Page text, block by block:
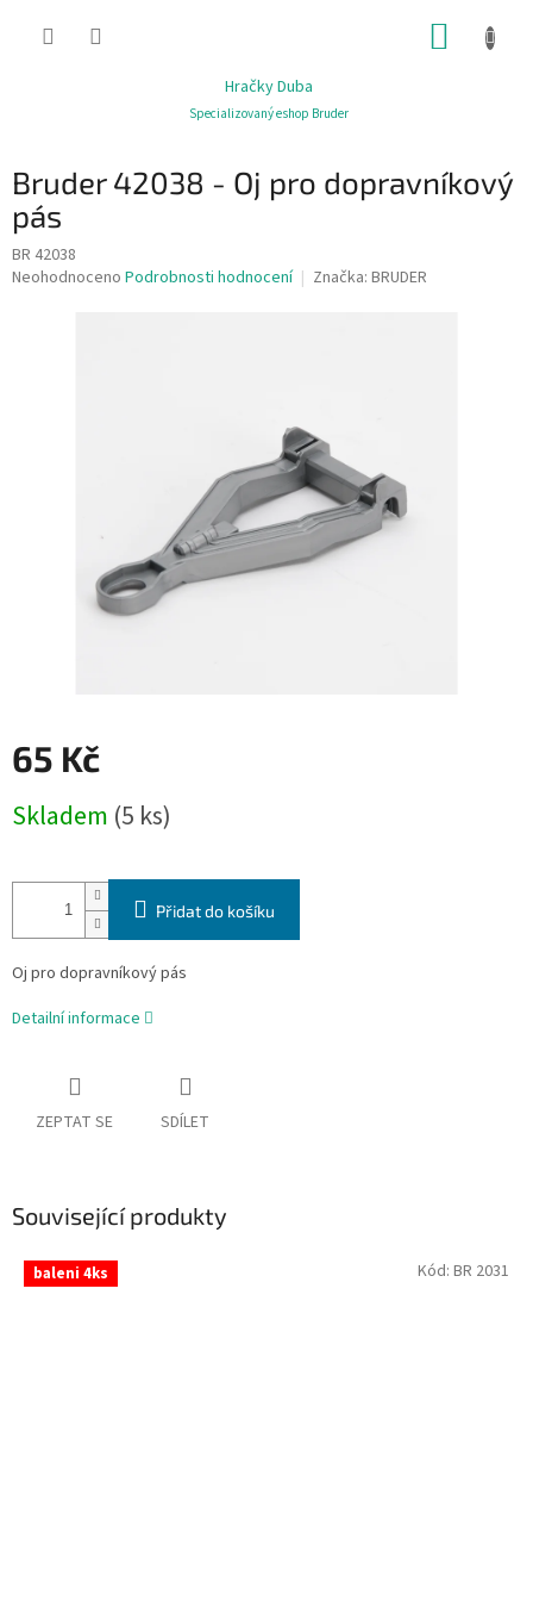
Hračky Duba
Specializovaný eshop Bruder
Bruder 42038 - Oj pro dopravníkový
pás
BR 42038
Průměrné
Neohodnoceno Podrobnosti hodnocení Značka: BRUDER
65 Kč
cena:
Skladem (5 ks)
Přidat do košíku
Oj pro dopravníkový pás
Detailní informace
ZEPTAT SE SDÍLET
Související produkty
baleni 4ks Kód: BR 2031